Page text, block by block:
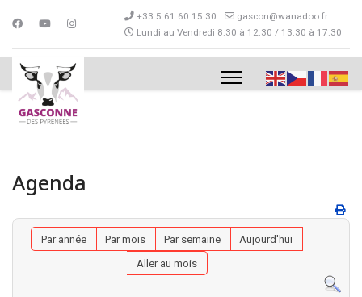
+33 5 61 60 15 30
gascon@wanadoo.fr
Lundi au Vendredi 8:30 à 12:30 / 13:30 à 17:30
Agenda
Par année Par mois Par semaine
Aujourd'hui
Aller au mois